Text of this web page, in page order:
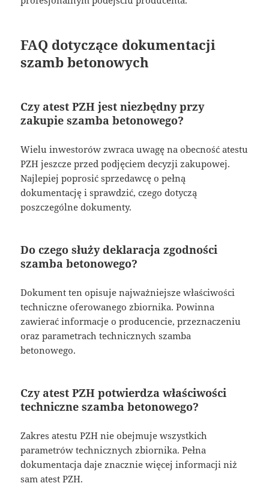
FAQ dotyczące dokumentacji
szamb betonowych
Czy atest PZH jest niezbędny przy
zakupie szamba betonowego?
Wielu inwestorów zwraca uwagę na obecność atestu
PZH jeszcze przed podjęciem decyzji zakupowej.
Najlepiej poprosić sprzedawcę o pełną
dokumentację i sprawdzić, czego dotyczą
poszczególne dokumenty.
Do czego służy deklaracja zgodności
szamba betonowego?
Dokument ten opisuje najważniejsze właściwości
techniczne oferowanego zbiornika. Powinna
zawierać informacje o producencie, przeznaczeniu
oraz parametrach technicznych szamba
betonowego.
Czy atest PZH potwierdza właściwości
techniczne szamba betonowego?
Zakres atestu PZH nie obejmuje wszystkich
parametrów technicznych zbiornika. Pełna
dokumentacja daje znacznie więcej informacji niż
sam atest PZH.